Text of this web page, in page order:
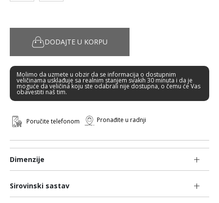
Dimenzije
Sirovinski sastav
DODAJTE U KORPU
Molimo da uzmete u obzir da se informacija o dostupnim
veličinama usklađuje sa realnim stanjem svakih 30 minuta i da je
moguće da veličina koju ste odabrali nije dostupna, o čemu će Vas
obavestiti naš tim.
Poručite telefonom Pronađite u radnji